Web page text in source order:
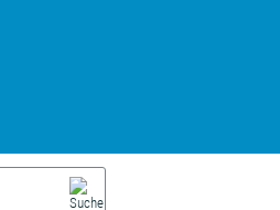
Das neue